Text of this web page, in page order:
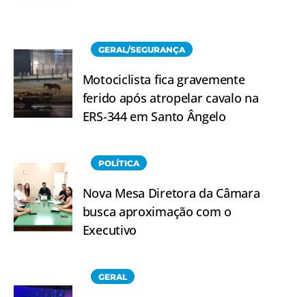
GERAL/SEGURANÇA
Motociclista fica gravemente
ferido após atropelar cavalo na
ERS-344 em Santo Ângelo
POLÍTICA
Nova Mesa Diretora da Câmara
busca aproximação com o
Executivo
GERAL